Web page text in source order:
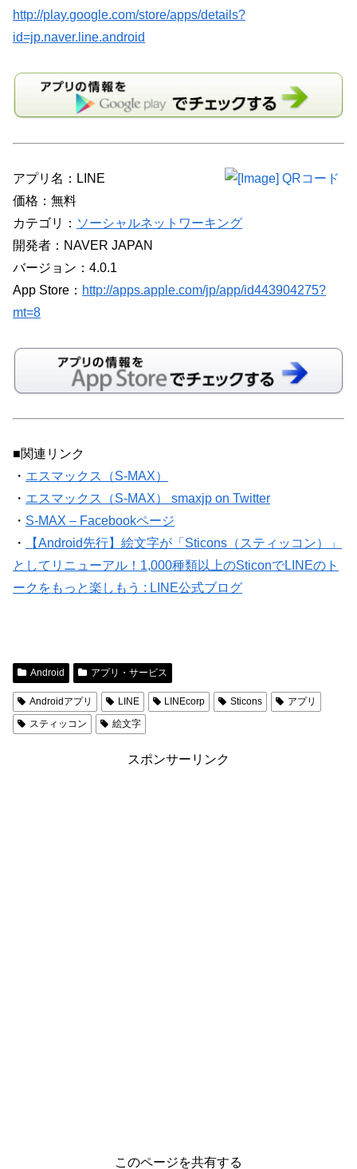
http://play.google.com/store/apps/details?
id=jp.naver.line.android
アプリ名：LINE
価格：無料
カテゴリ： ソーシャルネットワーキング
開発者：NAVER JAPAN
バージョン：4.0.1
App Store： http://apps.apple.com/jp/app/id443904275?
mt=8
■関連リンク
・ エスマックス（S-MAX）
・ エスマックス（S-MAX） smaxjp on Twitter
・ S-MAX – Facebookページ
・
【Android先行】絵文字が「Sticons（スティッコン）」
としてリニューアル！1,000種類以上のSticonでLINEのト
ークをもっと楽しもう : LINE公式ブログ
Android アプリ・サービス
Androidアプリ LINE LINEcorp Sticons
アプリ
スティッコン
絵文字
スポンサーリンク
このページを共有する